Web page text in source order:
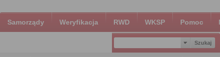
Samorządy Weryfikacja RWD WKSP Pomoc